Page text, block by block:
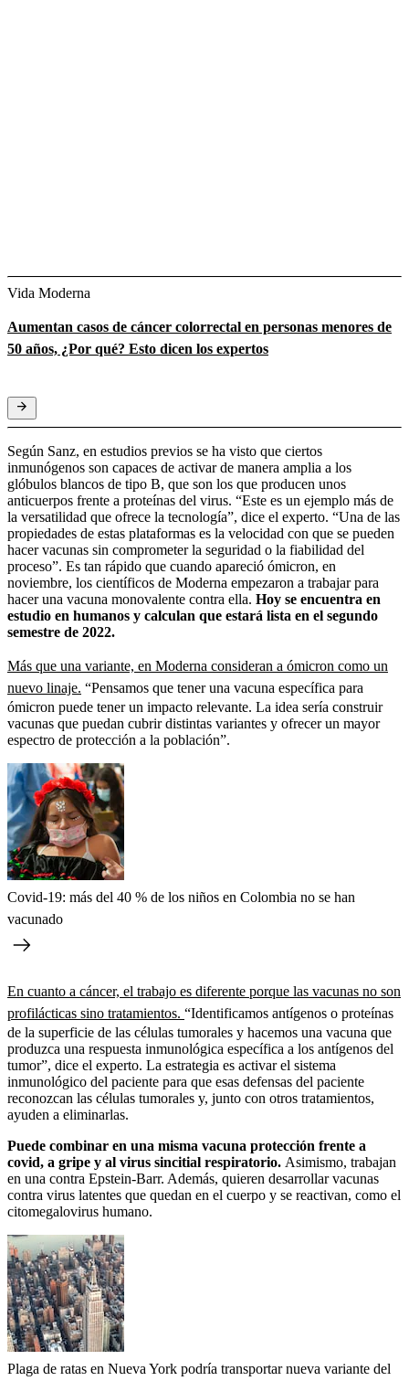
Vida Moderna
Aumentan casos de cáncer colorrectal en personas menores de
50 años, ¿Por qué? Esto dicen los expertos
Según Sanz, en estudios previos se ha visto que ciertos
inmunógenos son capaces de activar de manera amplia a los
glóbulos blancos de tipo B, que son los que producen unos
anticuerpos frente a proteínas del virus. “Este es un ejemplo más de
la versatilidad que ofrece la tecnología”, dice el experto. “Una de las
propiedades de estas plataformas es la velocidad con que se pueden
hacer vacunas sin comprometer la seguridad o la fiabilidad del
proceso”. Es tan rápido que cuando apareció ómicron, en
noviembre, los científicos de Moderna empezaron a trabajar para
hacer una vacuna monovalente contra ella. Hoy se encuentra en
estudio en humanos y calculan que estará lista en el segundo
semestre de 2022.
Más que una variante, en Moderna consideran a ómicron como un
nuevo linaje. “Pensamos que tener una vacuna específica para
ómicron puede tener un impacto relevante. La idea sería construir
vacunas que puedan cubrir distintas variantes y ofrecer un mayor
espectro de protección a la población”.
Covid-19: más del 40 % de los niños en Colombia no se han
vacunado
En cuanto a cáncer, el trabajo es diferente porque las vacunas no son
profilácticas sino tratamientos. “Identificamos antígenos o proteínas
de la superficie de las células tumorales y hacemos una vacuna que
produzca una respuesta inmunológica específica a los antígenos del
tumor”, dice el experto. La estrategia es activar el sistema
inmunológico del paciente para que esas defensas del paciente
reconozcan las células tumorales y, junto con otros tratamientos,
ayuden a eliminarlas.
Puede combinar en una misma vacuna protección frente a
covid, a gripe y al virus sincitial respiratorio. Asimismo, trabajan
en una contra Epstein-Barr. Además, quieren desarrollar vacunas
contra virus latentes que quedan en el cuerpo y se reactivan, como el
citomegalovirus humano.
Plaga de ratas en Nueva York podría transportar nueva variante del